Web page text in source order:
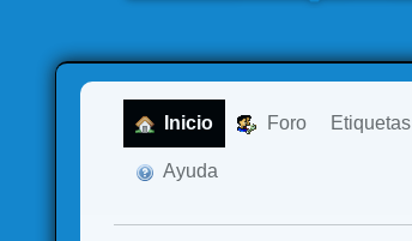
Inicio Foro Etiquetas
Ayuda